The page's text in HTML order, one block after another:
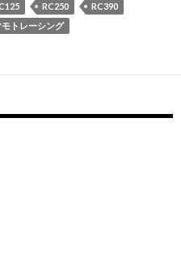
RC250
RC390
モトレーシング